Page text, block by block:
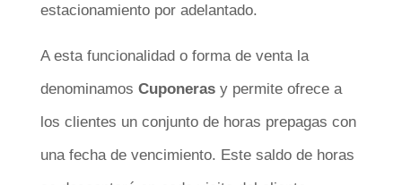
estacionamiento por adelantado.
A esta funcionalidad o forma de venta la
denominamos Cuponerasy permite ofrece a
los clientes un conjunto de horas prepagas con
una fecha de vencimiento. Este saldo de horas